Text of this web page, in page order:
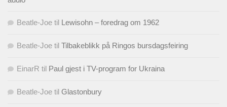
Beatle-Joe til Lewisohn – foredrag om 1962
Beatle-Joe til Tilbakeblikk på Ringos bursdagsfeiring
EinarR til Paul gjest i TV-program for Ukraina
Beatle-Joe til Glastonbury